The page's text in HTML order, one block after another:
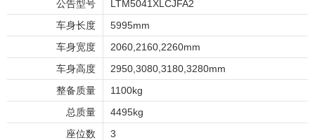
公告型号
LTM5041XLCJFA2
车身长度
5995mm
车身宽度
2060,2160,2260mm
车身高度
2950,3080,3180,3280mm
整备质量
1100kg
总质量
4495kg
座位数
3